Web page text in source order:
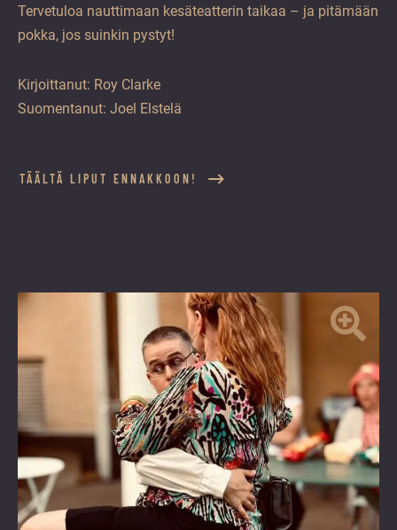
Tervetuloa nauttimaan kesäteatterin taikaa – ja pitämään
pokka, jos suinkin pystyt!
Kirjoittanut: Roy Clarke
Suomentanut: Joel Elstelä
TÄÄLTÄ LIPUT ENNAKKOON!